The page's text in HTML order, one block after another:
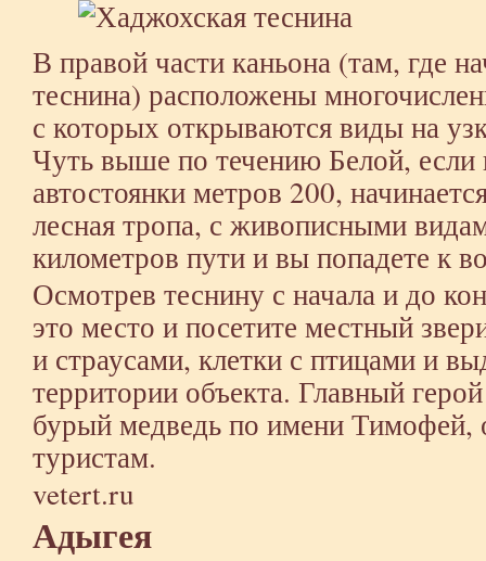
В правой части каньона (там, где
теснина) расположены
с которых открываются виды на
Чуть выше по течению Белой, если
автостоянки метров 200,
лесная тропа, с живописными
километров пути и вы попадете к
Осмотрев теснину с начала и до
это место и посетите местный
и страусами, клетки с птицами и
территории объекта. Главный
бурый медведь по имени
туристам.
vetert.ru
Адыгея